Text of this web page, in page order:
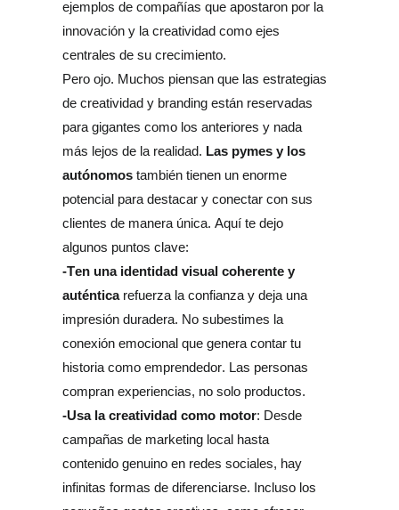
ejemplos de compañías que apostaron por la
innovación y la creatividad como ejes
centrales de su crecimiento.
Pero ojo. Muchos piensan que las estrategias
de creatividad y branding están reservadas
para gigantes como los anteriores y nada
más lejos de la realidad. Las pymes y los
autónomos también tienen un enorme
potencial para destacar y conectar con sus
clientes de manera única. Aquí te dejo
algunos puntos clave:
-Ten una identidad visual coherente y
auténtica refuerza la confianza y deja una
impresión duradera. No subestimes la
conexión emocional que genera contar tu
historia como emprendedor. Las personas
compran experiencias, no solo productos.
-Usa la creatividad como motor: Desde
campañas de marketing local hasta
contenido genuino en redes sociales, hay
infinitas formas de diferenciarse. Incluso los